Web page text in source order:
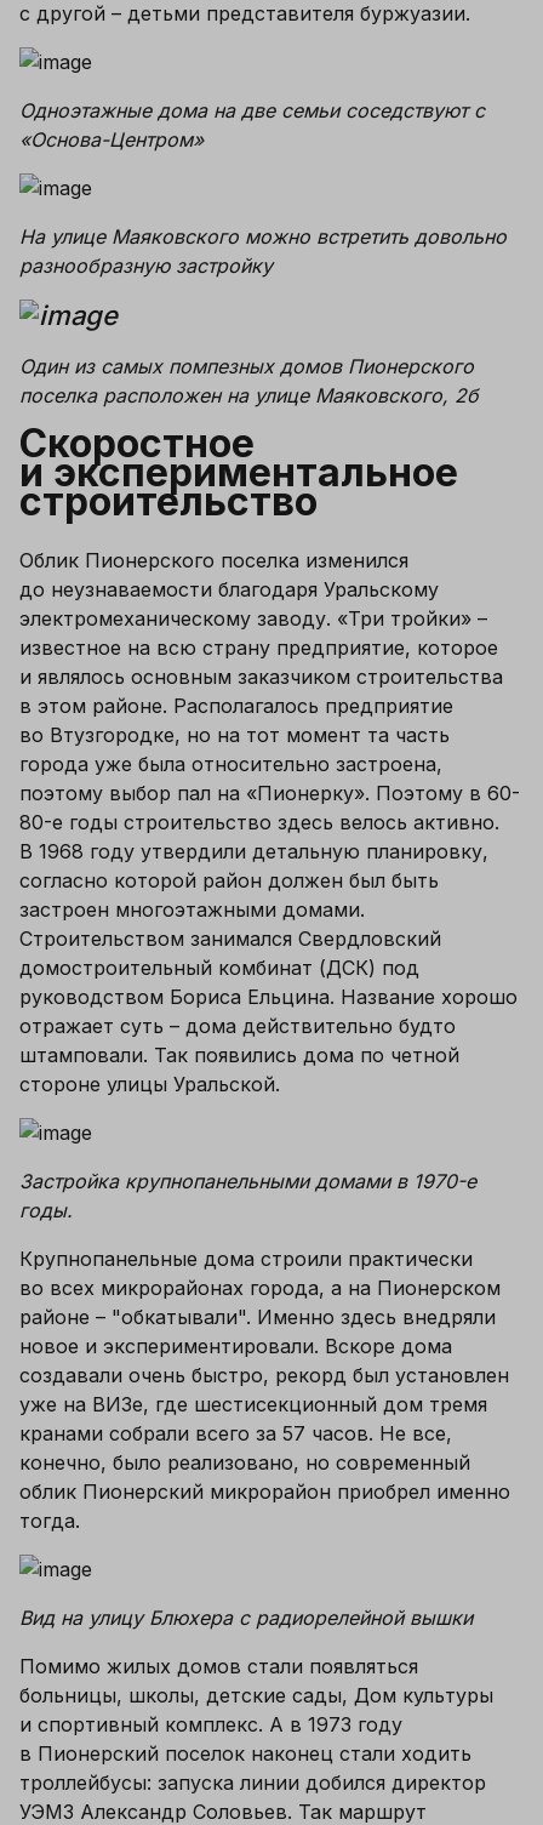
с другой – детьми представителя буржуазии.
Одноэтажные дома на две семьи соседствуют с
«Основа-Центром»
На улице Маяковского можно встретить довольно
разнообразную застройку
Один из самых помпезных домов Пионерского
поселка расположен на улице Маяковского, 2б
Скоростное
и экспериментальное
строительство
Облик Пионерского поселка изменился
до неузнаваемости благодаря Уральскому
электромеханическому заводу. «Три тройки» –
известное на всю страну предприятие, которое
и являлось основным заказчиком строительства
в этом районе. Располагалось предприятие
во Втузгородке, но на тот момент та часть
города уже была относительно застроена,
поэтому выбор пал на «Пионерку». Поэтому в 60-
80-е годы строительство здесь велось активно.
В 1968 году утвердили детальную планировку,
согласно которой район должен был быть
застроен многоэтажными домами.
Строительством занимался Свердловский
домостроительный комбинат (ДСК) под
руководством Бориса Ельцина. Название хорошо
отражает суть – дома действительно будто
штамповали. Так появились дома по четной
стороне улицы Уральской.
Застройка крупнопанельными домами в 1970-е
годы.
Крупнопанельные дома строили практически
во всех микрорайонах города, а на Пионерском
районе – "обкатывали". Именно здесь внедряли
новое и экспериментировали. Вскоре дома
создавали очень быстро, рекорд был установлен
уже на ВИЗе, где шестисекционный дом тремя
кранами собрали всего за 57 часов. Не все,
конечно, было реализовано, но современный
облик Пионерский микрорайон приобрел именно
тогда.
Вид на улицу Блюхера с радиорелейной вышки
Помимо жилых домов стали появляться
больницы, школы, детские сады, Дом культуры
и спортивный комплекс. А в 1973 году
в Пионерский поселок наконец стали ходить
троллейбусы: запуска линии добился директор
УЭМЗ Александр Соловьев. Так маршрут